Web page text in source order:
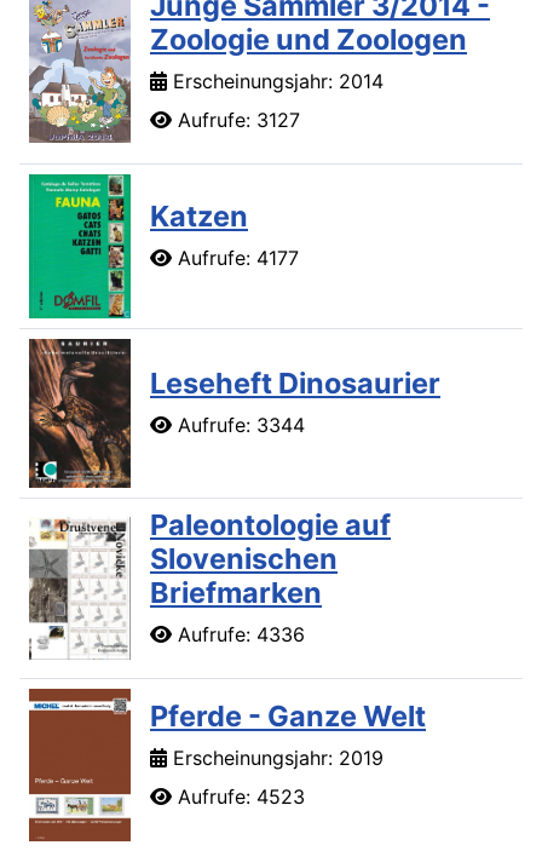
Zoologie und Zoologen
Erscheinungsjahr: 2014
Aufrufe: 3127
Katzen
Aufrufe: 4177
Leseheft Dinosaurier
Aufrufe: 3344
Paleontologie auf
Slovenischen
Briefmarken
Aufrufe: 4336
Pferde - Ganze Welt
Erscheinungsjahr: 2019
Aufrufe: 4523